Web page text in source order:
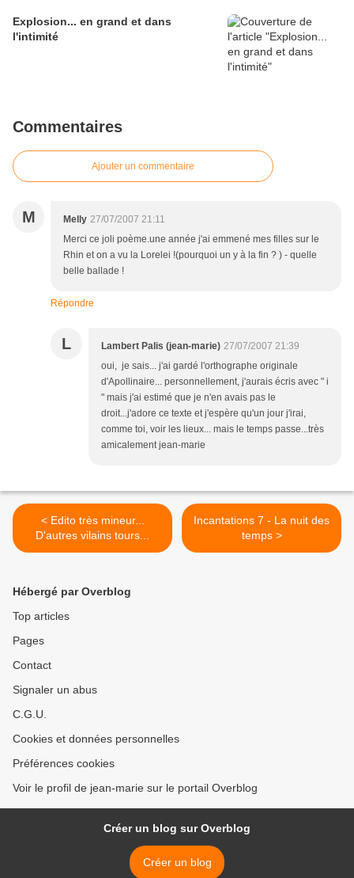
Explosion... en grand et dans
l'intimité
Commentaires
Ajouter un commentaire
M Melly 27/07/2007 21:11
Merci ce joli poème.une année j'ai emmené mes filles sur le
Rhin et on a vu la Lorelei !(pourquoi un y à la fin ? ) - quelle
belle ballade !
Répondre
L Lambert Palis (jean-marie) 27/07/2007 21:39
oui, je sais... j'ai gardé l'orthographe originale
d'Apollinaire... personnellement, j'aurais écris avec " i
" mais j'ai estimé que je n'en avais pas le
droit...j'adore ce texte et j'espère qu'un jour j'irai,
comme toi, voir les lieux... mais le temps passe...très
amicalement jean-marie
< Edito très mineur...
D'autres vilains tours...
Incantations 7 - La nuit des
temps >
Hébergé par Overblog
Top articles
Pages
Contact
Signaler un abus
C.G.U.
Cookies et données personnelles
Préférences cookies
Voir le profil de jean-marie sur le portail Overblog
Créer un blog sur Overblog
Créer un blog